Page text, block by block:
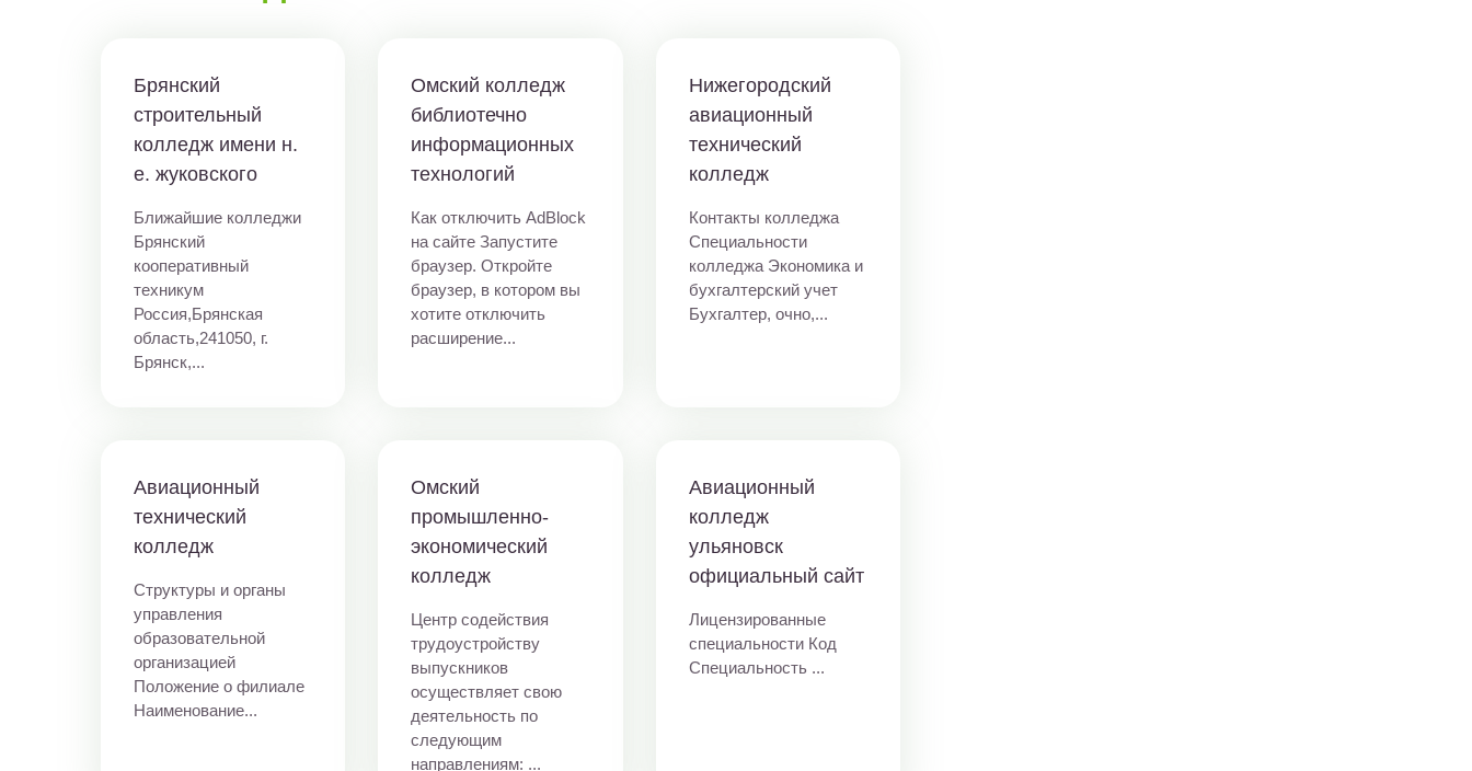
Брянский
строительный
колледж имени н.
е. жуковского
Ближайшие колледжи
Брянский
кооперативный
техникум
Россия,Брянская
область,241050, г.
Брянск,...
Омский колледж
библиотечно
информационных
технологий
Как отключить AdBlock
на сайте Запустите
браузер. Откройте
браузер, в котором вы
хотите отключить
расширение...
Нижегородский
авиационный
технический
колледж
Контакты колледжа
Специальности
колледжа Экономика и
бухгалтерский учет
Бухгалтер, очно,...
Авиационный
технический
колледж
Структуры и органы
управления
образовательной
организацией
Положение о филиале
Наименование...
Омский
промышленно-
экономический
колледж
Центр содействия
трудоустройству
выпускников
осуществляет свою
деятельность по
следующим
направлениям: ...
Авиационный
колледж
ульяновск
официальный сайт
Лицензированные
специальности Код
Специальность ...